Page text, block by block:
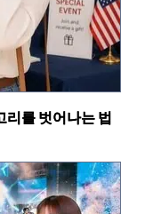
리를 벗어나는 법